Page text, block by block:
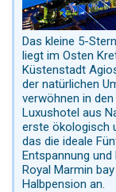
Das kleine 5-
liegt im Osten
Küstenstadt
der natürlichen
verwöhnen in
Luxushotel aus
erste ökologisch
das die ideale
Entspannung
Royal Marmin
Halbpension an.